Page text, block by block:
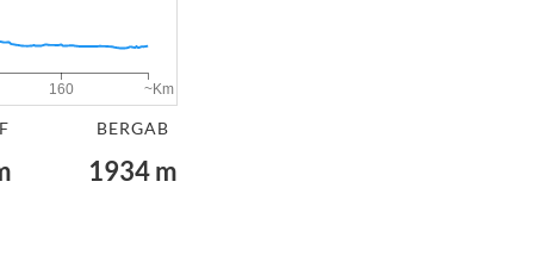
160 ~Km
BERGAB
1934m